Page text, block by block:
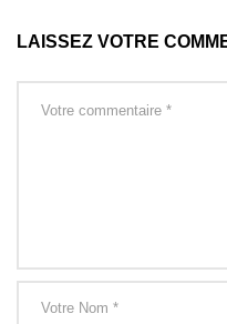
LAISSEZ VOTRE